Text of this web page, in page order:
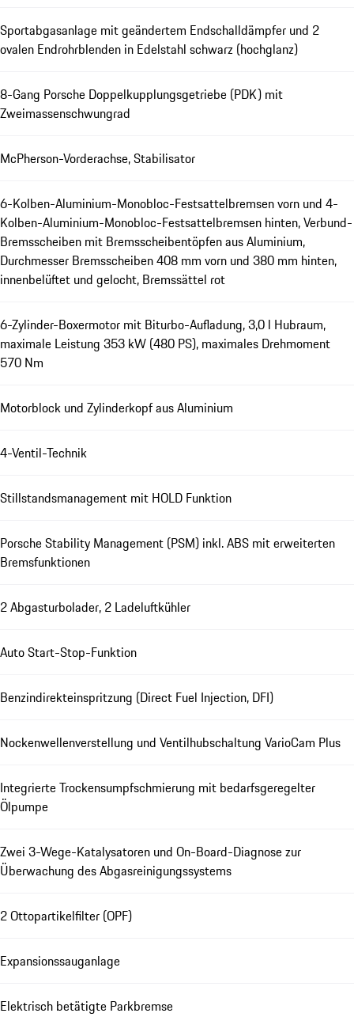
Sportabgasanlage mit geändertem Endschalldämpfer und 2
ovalen Endrohrblenden in Edelstahl schwarz (hochglanz)
8-Gang Porsche Doppelkupplungsgetriebe (PDK) mit
Zweimassenschwungrad
McPherson-Vorderachse, Stabilisator
6-Kolben-Aluminium-Monobloc-Festsattelbremsen vorn und 4-
Kolben-Aluminium-Monobloc-Festsattelbremsen hinten, Verbund-
Bremsscheiben mit Bremsscheibentöpfen aus Aluminium,
Durchmesser Bremsscheiben 408 mm vorn und 380 mm hinten,
innenbelüftet und gelocht, Bremssättel rot
6-Zylinder-Boxermotor mit Biturbo-Aufladung, 3,0 l Hubraum,
maximale Leistung 353 kW (480 PS), maximales Drehmoment
570 Nm
Motorblock und Zylinderkopf aus Aluminium
4-Ventil-Technik
Stillstandsmanagement mit HOLD Funktion
Porsche Stability Management (PSM) inkl. ABS mit erweiterten
Bremsfunktionen
2 Abgasturbolader, 2 Ladeluftkühler
Auto Start-Stop-Funktion
Benzindirekteinspritzung (Direct Fuel Injection, DFI)
Nockenwellenverstellung und Ventilhubschaltung VarioCam Plus
Integrierte Trockensumpfschmierung mit bedarfsgeregelter
Ölpumpe
Zwei 3-Wege-Katalysatoren und On-Board-Diagnose zur
Überwachung des Abgasreinigungssystems
2 Ottopartikelfilter (OPF)
Expansionssauganlage
Elektrisch betätigte Parkbremse